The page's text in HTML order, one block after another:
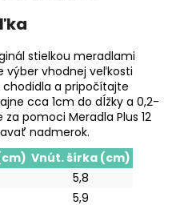
stielkou meradlami
výber vhodnej veľkosti
a pripočítajte
cca 1cm do dĺžky a 0,2-
pomoci Meradla Plus 12
nadmerok.
Vnút. šírka (cm)
5,8
5,9